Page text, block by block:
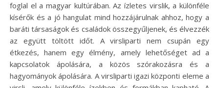
foglal el a magyar kultúrában. Az ízletes virslik, a különféle
kísérők és a jó hangulat mind hozzájárulnak ahhoz, hogy a
baráti társaságok és családok összegyűljenek, és élvezzék
az együtt töltött időt. A virsliparti nem csupán egy
étkezés, hanem egy élmény, amely lehetőséget ad a
kapcsolatok ápolására, a közös szórakozásra és a
hagyományok ápolására. A virsliparti igazi központi eleme a